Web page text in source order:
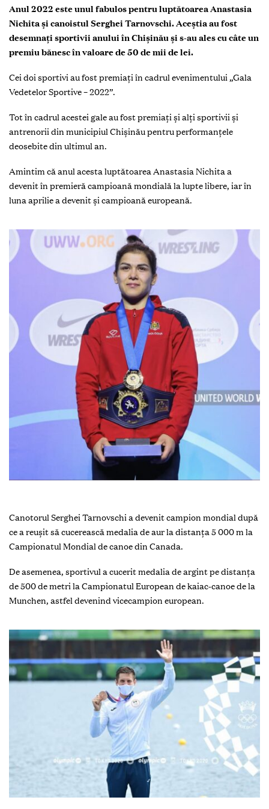
Anul 2022 este unul fabulos pentru luptătoarea Anastasia
Nichita și canoistul Serghei Tarnovschi. Aceștia au fost
desemnați sportivii anului în Chișinău și s-au ales cu câte un
premiu bănesc în valoare de 50 de mii de lei.
Cei doi sportivi au fost premiați în cadrul evenimentului „Gala
Vedetelor Sportive – 2022”.
Tot în cadrul acestei gale au fost premiați și alți sportivii și
antrenorii din municipiul Chișinău pentru performanțele
deosebite din ultimul an.
Amintim că anul acesta luptătoarea Anastasia Nichita a
devenit în premieră campioană mondială la lupte libere, iar în
luna aprilie a devenit și campioană europeană.
Canotorul Serghei Tarnovschi a devenit campion mondial după
ce a reușit să cucerească medalia de aur la distanța 5 000 m la
Campionatul Mondial de canoe din Canada.
De asemenea, sportivul a cucerit medalia de argint pe distanța
de 500 de metri la Campionatul European de kaiac-canoe de la
Munchen, astfel devenind vicecampion european.